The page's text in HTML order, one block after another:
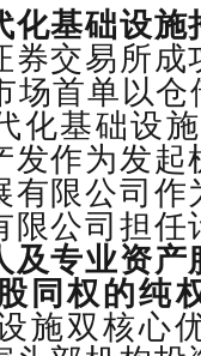
化基础设
券交易所成
场首单以
化基础设施
发作为发
有限公司
限公司担
及专业资
同权的纯
施双核心